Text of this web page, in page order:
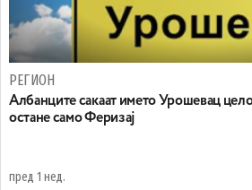
РЕГИОН
Aлбанците сакаат името Урошевац
остане само Феризај
пред 1 нед.